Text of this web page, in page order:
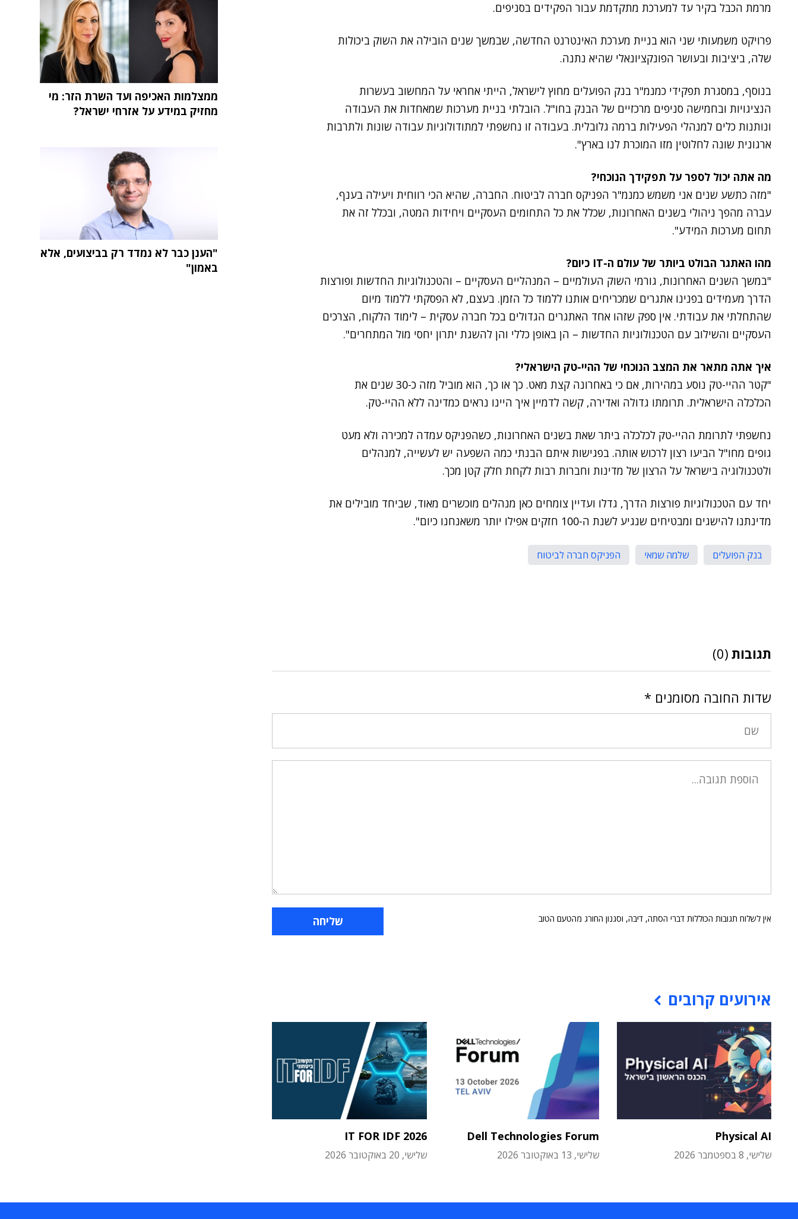
מרמת הכבל בקיר עד למערכת מתקדמת עבור הפקידים בסניפים.
פרויקט משמעותי שני הוא בניית מערכת האינטרנט החדשה, שבמשך שנים הובילה את השוק ביכולות
שלה, ביציבות ובעושר הפונקציונאלי שהיא נתנה.
בנוסף, במסגרת תפקידי כמנמ"ר בנק הפועלים מחוץ לישראל, הייתי אחראי על המחשוב בעשרות
הנציגויות ובחמישה סניפים מרכזיים של הבנק בחו"ל. הובלתי בניית מערכות שמאחדות את העבודה
ונותנות כלים למנהלי הפעילות ברמה גלובלית. בעבודה זו נחשפתי למתודולוגיות עבודה שונות ולתרבות
ארגונית שונה לחלוטין מזו המוכרת לנו בארץ".
מה אתה יכול לספר על תפקידך הנוכחי?
"מזה כתשע שנים אני משמש כמנמ"ר הפניקס חברה לביטוח. החברה, שהיא הכי רווחית ויעילה בענף,
עברה מהפך ניהולי בשנים האחרונות, שכלל את כל התחומים העסקיים ויחידות המטה, ובכלל זה את
תחום מערכות המידע".
מהו האתגר הבולט ביותר של עולם ה-IT כיום?
"במשך השנים האחרונות, גורמי השוק העולמיים – המנהליים העסקיים – והטכנולוגיות החדשות ופורצות
הדרך מעמידים בפנינו אתגרים שמכריחים אותנו ללמוד כל הזמן. בעצם, לא הפסקתי ללמוד מיום
שהתחלתי את עבודתי. אין ספק שזהו אחד האתגרים הגדולים בכל חברה עסקית – לימוד הלקוח, הצרכים
העסקיים והשילוב עם הטכנולוגיות החדשות – הן באופן כללי והן להשגת יתרון יחסי מול המתחרים".
איך אתה מתאר את המצב הנוכחי של ההיי-טק הישראלי?
"קטר ההיי-טק נוסע במהירות, אם כי באחרונה קצת מאט. כך או כך, הוא מוביל מזה כ-30 שנים את
הכלכלה הישראלית. תרומתו גדולה ואדירה, קשה לדמיין איך היינו נראים כמדינה ללא ההיי-טק.
נחשפתי לתרומת ההיי-טק לכלכלה ביתר שאת בשנים האחרונות, כשהפניקס עמדה למכירה ולא מעט
גופים מחו"ל הביעו רצון לרכוש אותה. בפגישות איתם הבנתי כמה השפעה יש לעשייה, למנהלים
ולטכנולוגיה בישראל על הרצון של מדינות וחברות רבות לקחת חלק קטן מכך.
יחד עם הטכנולוגיות פורצות הדרך, גדלו ועדיין צומחים כאן מנהלים מוכשרים מאוד, שביחד מובילים את
מדינתנו להישגים ומבטיחים שנגיע לשנת ה-100 חזקים אפילו יותר משאנחנו כיום".
בנק הפועלים שלמה שמאי הפניקס חברה לביטוח
תגובות (0)
שדות החובה מסומנים *
אין לשלוח תגובות הכוללות דברי הסתה, דיבה, וסגנון החורג מהטעם הטוב
אירועים קרובים
Physical AI
שלישי, 8 בספטמבר 2026
Dell Technologies Forum
שלישי, 13 באוקטובר 2026
IT FOR IDF 2026
שלישי, 20 באוקטובר 2026
ממצלמות האכיפה ועד השרת הזר: מי
מחזיק במידע על אזרחי ישראל?
"הענן כבר לא נמדד רק בביצועים, אלא
באמון"